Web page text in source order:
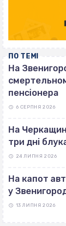
ПО ТЕМІ
На
пенсіонера
6 СЕРПНЯ 2026
На
три дні
24 ЛИПНЯ 2026
На капот
у
13 ЛИПНЯ 2026